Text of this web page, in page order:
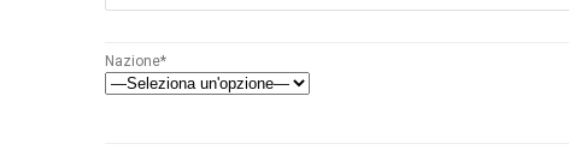
Nazione*